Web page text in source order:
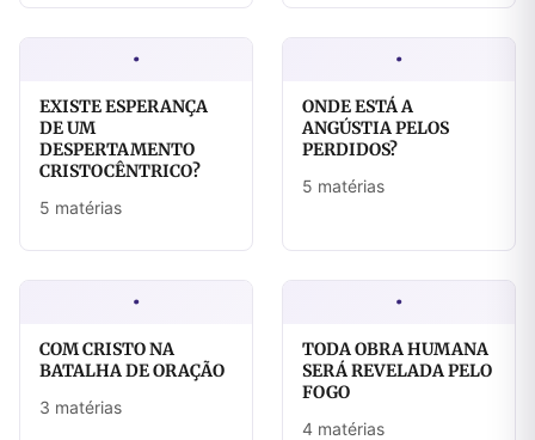
·
EXISTE ESPERANÇA
DE UM
DESPERTAMENTO
CRISTOCÊNTRICO?
5 matérias
·
ONDE ESTÁ A
ANGÚSTIA PELOS
PERDIDOS?
5 matérias
·
COM CRISTO NA
BATALHA DE ORAÇÃO
3 matérias
·
TODA OBRA HUMANA
SERÁ REVELADA PELO
FOGO
4 matérias